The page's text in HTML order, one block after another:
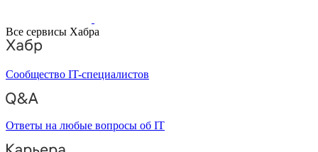
Все сервисы Хабра
Сообщество IT-специалистов
Ответы на любые вопросы об IT